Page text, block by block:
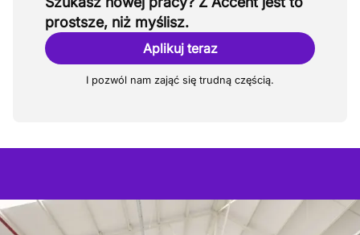
prostsze, niż myślisz.
Aplikuj teraz
I pozwól nam zająć się trudną częścią.